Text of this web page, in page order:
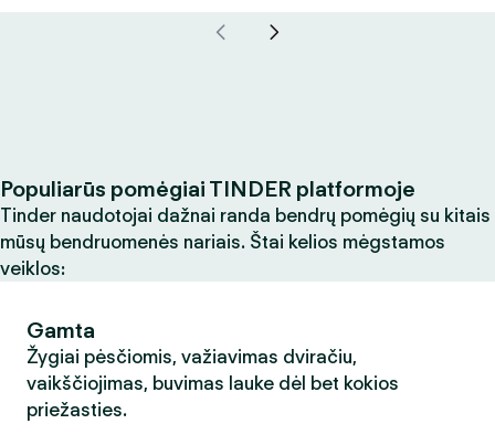
Populiarūs pomėgiai TINDER platformoje
Tinder naudotojai dažnai randa bendrų pomėgių su kitais
mūsų bendruomenės nariais. Štai kelios mėgstamos
veiklos:
Gamta
Žygiai pėsčiomis, važiavimas dviračiu,
vaikščiojimas, buvimas lauke dėl bet kokios
priežasties.